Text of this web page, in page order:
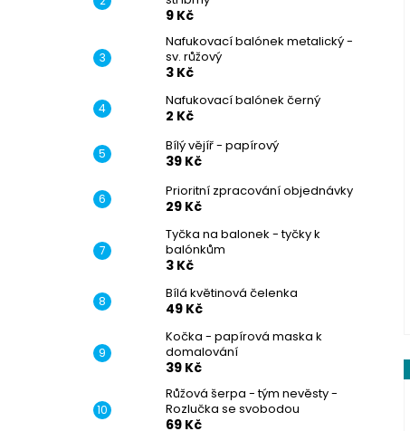
9 Kč
Nafukovací balónek metalický -
sv. růžový
3 Kč
Nafukovací balónek černý
2 Kč
Bílý vějíř - papírový
39 Kč
Prioritní zpracování objednávky
29 Kč
Tyčka na balonek - tyčky k
balónkům
3 Kč
Bílá květinová čelenka
49 Kč
Kočka - papírová maska k
domalování
39 Kč
Růžová šerpa - tým nevěsty -
Rozlučka se svobodou
69 Kč